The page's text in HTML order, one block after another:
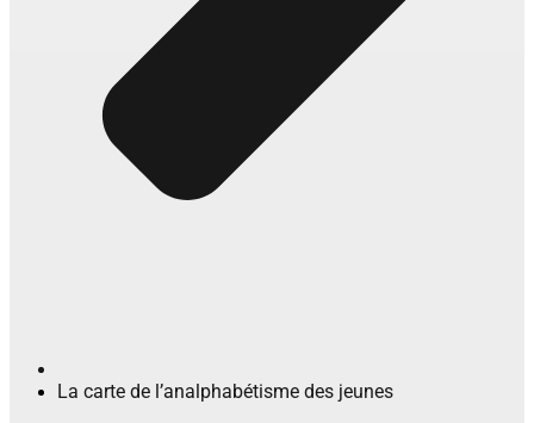
La carte de l’analphabétisme des jeunes